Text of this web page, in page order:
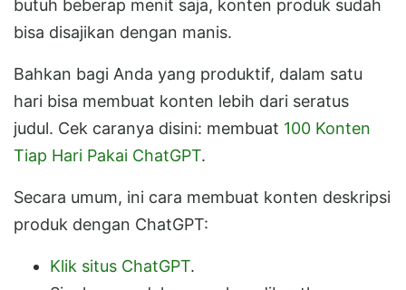
butuh beberap menit saja, konten produk sudah
bisa disajikan dengan manis.
Bahkan bagi Anda yang produktif, dalam satu
hari bisa membuat konten lebih dari seratus
judul. Cek caranya disini: membuat 100 Konten
Tiap Hari Pakai ChatGPT.
Secara umum, ini cara membuat konten deskripsi
produk dengan ChatGPT:
Klik situs ChatGPT.